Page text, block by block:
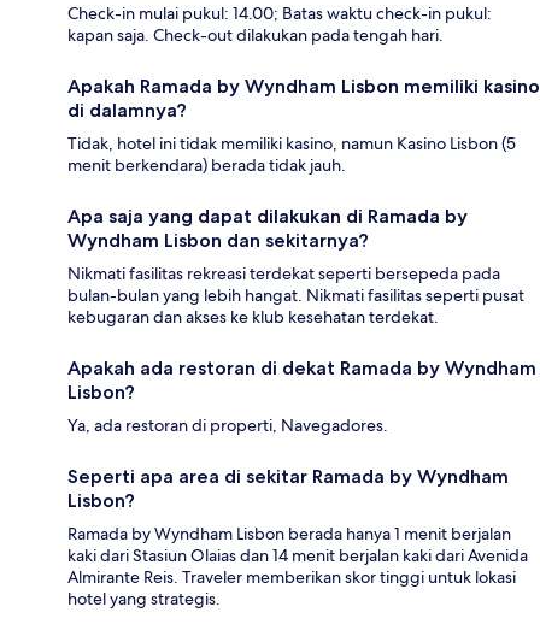
Check-in mulai pukul: 14.00; Batas waktu check-in pukul:
kapan saja. Check-out dilakukan pada tengah hari.
Apakah Ramada by Wyndham Lisbon memiliki kasino
di dalamnya?
Tidak, hotel ini tidak memiliki kasino, namun Kasino Lisbon (5
menit berkendara) berada tidak jauh.
Apa saja yang dapat dilakukan di Ramada by
Wyndham Lisbon dan sekitarnya?
Nikmati fasilitas rekreasi terdekat seperti bersepeda pada
bulan-bulan yang lebih hangat. Nikmati fasilitas seperti pusat
kebugaran dan akses ke klub kesehatan terdekat.
Apakah ada restoran di dekat Ramada by Wyndham
Lisbon?
Ya, ada restoran di properti, Navegadores.
Seperti apa area di sekitar Ramada by Wyndham
Lisbon?
Ramada by Wyndham Lisbon berada hanya 1 menit berjalan
kaki dari Stasiun Olaias dan 14 menit berjalan kaki dari Avenida
Almirante Reis. Traveler memberikan skor tinggi untuk lokasi
hotel yang strategis.